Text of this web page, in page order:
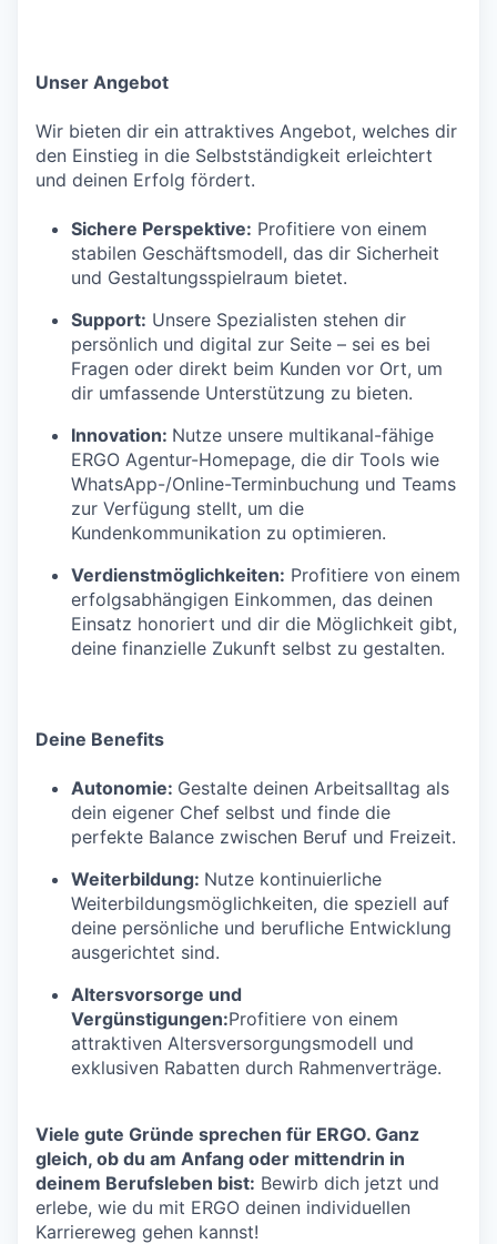
Unser Angebot
Wir bieten dir ein attraktives Angebot, welches dir
den Einstieg in die Selbstständigkeit erleichtert
und deinen Erfolg fördert.
Sichere Perspektive: Profitiere von einem
stabilen Geschäftsmodell, das dir Sicherheit
und Gestaltungsspielraum bietet.
Support: Unsere Spezialisten stehen dir
persönlich und digital zur Seite – sei es bei
Fragen oder direkt beim Kunden vor Ort, um
dir umfassende Unterstützung zu bieten.
Innovation: Nutze unsere multikanal-fähige
ERGO Agentur-Homepage, die dir Tools wie
WhatsApp-/Online-Terminbuchung und Teams
zur Verfügung stellt, um die
Kundenkommunikation zu optimieren.
Verdienstmöglichkeiten: Profitiere von einem
erfolgsabhängigen Einkommen, das deinen
Einsatz honoriert und dir die Möglichkeit gibt,
deine finanzielle Zukunft selbst zu gestalten.
Deine Benefits
Autonomie: Gestalte deinen Arbeitsalltag als
dein eigener Chef selbst und finde die
perfekte Balance zwischen Beruf und Freizeit.
Weiterbildung: Nutze kontinuierliche
Weiterbildungsmöglichkeiten, die speziell auf
deine persönliche und berufliche Entwicklung
ausgerichtet sind.
Altersvorsorge und
Vergünstigungen:Profitiere von einem
attraktiven Altersversorgungsmodell und
exklusiven Rabatten durch Rahmenverträge.
Viele gute Gründe sprechen für ERGO. Ganz
gleich, ob du am Anfang oder mittendrin in
deinem Berufsleben bist: Bewirb dich jetzt und
erlebe, wie du mit ERGO deinen individuellen
Karriereweg gehen kannst!